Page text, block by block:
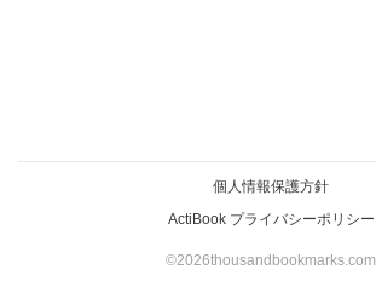
個人情報保護方針
ActiBook プライバシーポリシー
©️2026thousandbookmarks.com